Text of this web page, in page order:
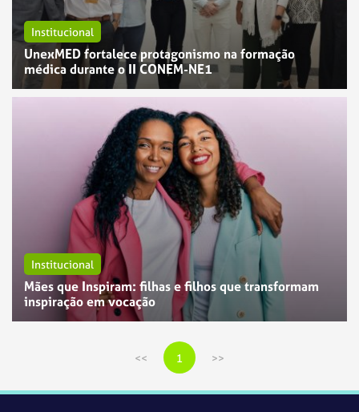
Institucional
UnexMED fortalece protagonismo na formação
médica durante o II CONEM-NE1
Institucional
Mães que Inspiram: filhas e filhos que transformam
inspiração em vocação
1